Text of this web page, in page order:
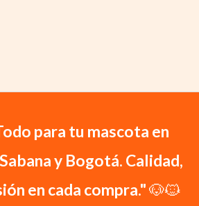
para tu mascota en
y Bogotá. Calidad,
en cada compra."🐶🐱